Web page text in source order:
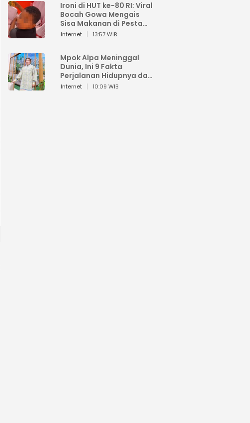
Ironi di HUT ke-80 RI: Viral
Bocah Gowa Mengais
Sisa Makanan di Pesta
Kemerdekaan
Internet 13:57 WIB
Mpok Alpa Meninggal
Dunia, Ini 9 Fakta
Perjalanan Hidupnya dari
Viral hingga Puncak
Internet 10:09 WIB